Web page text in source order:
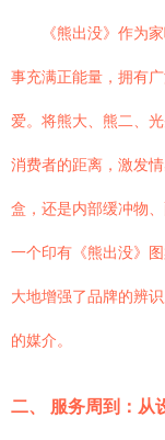
《熊出没》作为
事充满正能量，拥有
爱。将熊大、熊二、
消费者的距离，激发
盒，还是内部缓冲物
一个印有《熊出没》
大地增强了品牌的辨
的媒介。
二、 服务周到：从